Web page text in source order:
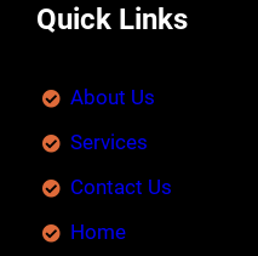
Quick Links
About Us
Services
Contact Us
Home